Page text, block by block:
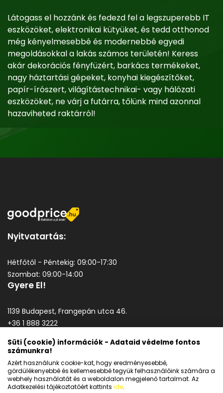
Látogass el hozzánk és fedezd fel a legszuperebb IT
eszközöket, elektronikai kütyüket, és tedd otthonod
még kényelmesebbé és modernebbé egyedi
megoldásokkal a lakás számos területén! Keress
akár dekorációs fényfüzért, barkács termékeket,
nagy háztartási gépeket, konyhai kiegészítőket,
papír-írószert, világítástechnikai- vagy hálózati
eszközöket, ne várj a futárra, tőlünk mind azonnal
hazaviheted raktárról!
Nyitvatartás:
Hétfőtől - Péntekig: 09:00-17:30
Szombat: 09:00-14:00
Gyere El!
1139 Budapest, Frangepán utca 46.
+36 1 888 3222
Általános szerződési feltételek
Adatkezelési tájékoztató
Süti (cookie) információk - Adataid védelme fontos
számunkra!
Azért használunk cookie-kat, hogy eredményesebbé,
gördülékenyebbé és kellemesebbé tegyük felhasználóink számára a
webhely használatát és a weboldalon megjelenő tartalmat. Az
Adatkezelési tájékoztatóért kattints ide.